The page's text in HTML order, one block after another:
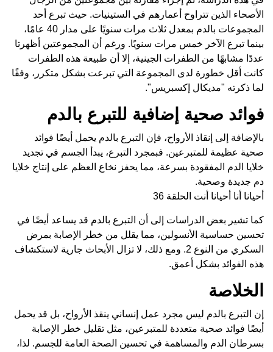
الأصحاء الذين تتراوح أعمارهم في الستينيات. حيث تبرع أحد
المجموعات بالدم بمعدل ثلاث مرات سنويًا على مدار 40 عامًا،
بينما تبرع الآخر خمس مرات سنويًا. ورغم أن المجموعتين أظهرتا
عددًا مشابهًا من الطفرات الجينية، إلا أن طبيعة هذه الطفرات
كانت أقل خطورة لدى المجموعة التي تبرعت بشكل متكرر، وفقًا
لما ذكرته "مديكال إكسبريس".
فوائد صحية إضافية للتبرع بالدم
بالإضافة إلى إنقاذ الأرواح، فإن التبرع بالدم يحمل أيضًا فوائد
صحية عظيمة للمتبرعين. فبمجرد التبرع، يبدأ الجسم في تجديد
خلايا الدم المفقودة بسرعة، مما يحفز نخاع العظم على إنتاج خلايا
دم جديدة وصحية.
أحيانا أنا أحيانا أنت الحلقة 36
كما تشير بعض الدراسات إلى أن التبرع بالدم قد يساعد أيضًا في
تحسين حساسية الأنسولين، مما يقلل من خطر الإصابة بمرض
السكري من النوع 2. ومع ذلك، لا تزال الأبحاث جارية لاستكشاف
هذه الفوائد بشكل أعمق.
الخلاصة
إن التبرع بالدم ليس مجرد عمل إنساني ينقذ الأرواح، بل قد يحمل
أيضًا فوائد صحية متعددة للمتبرعين، مثل تقليل خطر الإصابة
بسرطان الدم والمساهمة في تحسين الصحة العامة للجسم. لذا،